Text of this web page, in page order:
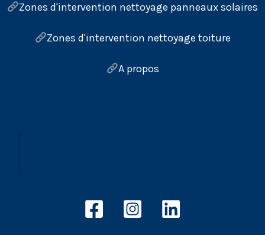
Zones d'intervention nettoyage panneaux solaires
Zones d'intervention nettoyage toiture
A propos